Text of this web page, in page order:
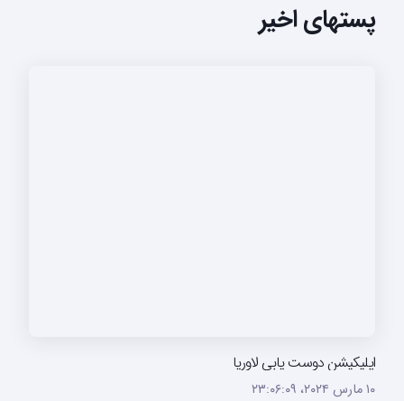
پستهای اخیر
اپلیکیشن دوست یابی لاوریا
۱۰ مارس ۲۰۲۴،‏ ۲۳:۰۶:۰۹